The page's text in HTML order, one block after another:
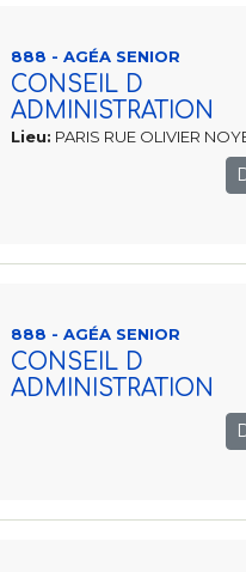
888 - AGÉA SENIOR
CONSEIL D
ADMINISTRATION
Lieu: PARIS RUE OLIVIER
888 - AGÉA SENIOR
CONSEIL D
ADMINISTRATION